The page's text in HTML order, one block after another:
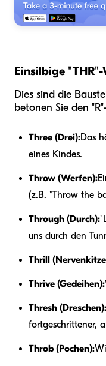
Einsilbige
Dies sind die
betonen Sie den
Three (Drei):Das
eines Kindes.
Throw (Werfen):
(z.B. "Throw the
Through (Durch):
uns durch den
Thrill
Thrive (Gedeihen):
Thresh (Dreschen):
fortgeschrittener,
Throb (Pochen):